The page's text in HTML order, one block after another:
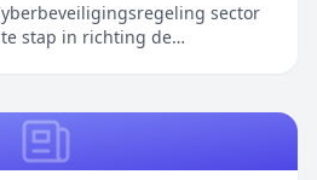
sector
stap in richting de
eerst op Digitale Overheid.